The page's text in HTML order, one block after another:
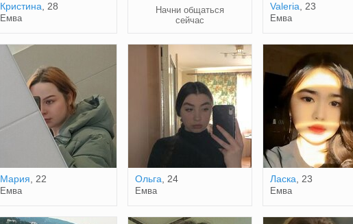
Кристина , 28
Емва
Начни общаться
сейчас
Valeria , 23
Емва
Мария , 22
Емва
Ольга , 24
Емва
Ласка , 23
Емва